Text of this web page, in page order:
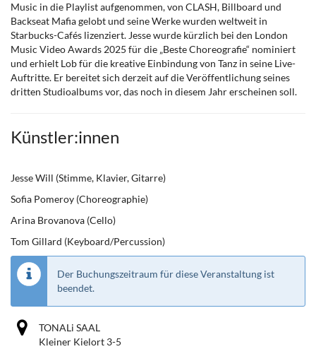
Music in die Playlist aufgenommen, von CLASH, Billboard und
Backseat Mafia gelobt und seine Werke wurden weltweit in
Starbucks-Cafés lizenziert. Jesse wurde kürzlich bei den London
Music Video Awards 2025 für die „Beste Choreografie“ nominiert
und erhielt Lob für die kreative Einbindung von Tanz in seine Live-
Auftritte. Er bereitet sich derzeit auf die Veröffentlichung seines
dritten Studioalbums vor, das noch in diesem Jahr erscheinen soll.
Künstler:innen
​Jesse Will (Stimme, Klavier, Gitarre)
​Sofia Pomeroy (Choreographie)
​Arina Brovanova (Cello)
​Tom Gillard (Keyboard/Percussion)
Der Buchungszeitraum für diese Veranstaltung ist
beendet.
TONALi SAAL
Kleiner Kielort 3-5